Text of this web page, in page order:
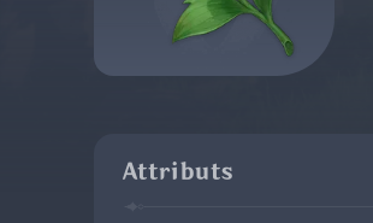
Attributs